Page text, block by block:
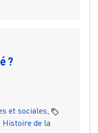
?
et sociales,
Histoire de la